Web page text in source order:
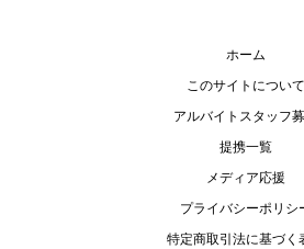
ホーム
このサイトについて
アルバイトスタッフ
提携一覧
メディア応援
プライバシーポリシ
特定商取引法に基づく